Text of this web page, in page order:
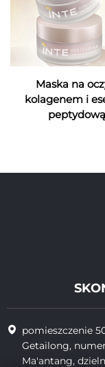
Maska na
kolagenem i
peptydową
pomieszczenie
Getailong,
Ma'antang,